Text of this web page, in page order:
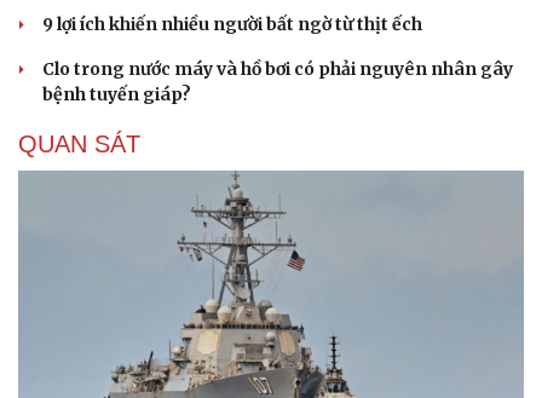
9 lợi ích khiến nhiều người bất ngờ từ thịt ếch
Clo trong nước máy và hồ bơi có phải nguyên nhân gây
bệnh tuyến giáp?
QUAN SÁT